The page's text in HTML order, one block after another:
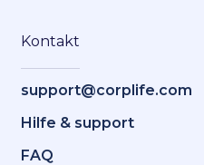
Kontakt
support@corplife.com
Hilfe & support
FAQ